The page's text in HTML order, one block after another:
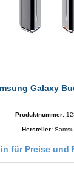
Galaxy
Produktnummer:
Hersteller:
für Preise und